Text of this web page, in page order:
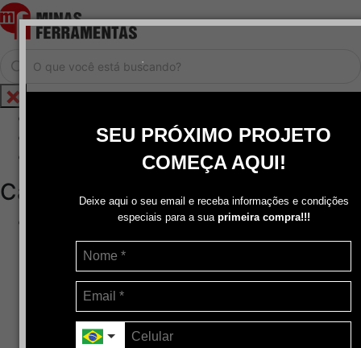
.
SEU PRÓXIMO PROJETO
COMEÇA AQUI!
Deixe aqui o seu email e receba informações e condições
especiais para a sua primeira compra!!!
Cadastrar / Logar
Central de Atendimento
Categorias
Disco de Corte
Disco de Corte e Desbaste-Dupla Aplicação
Disco de Desbaste
Escovas de Aço
Escovas de Latão
Lixas